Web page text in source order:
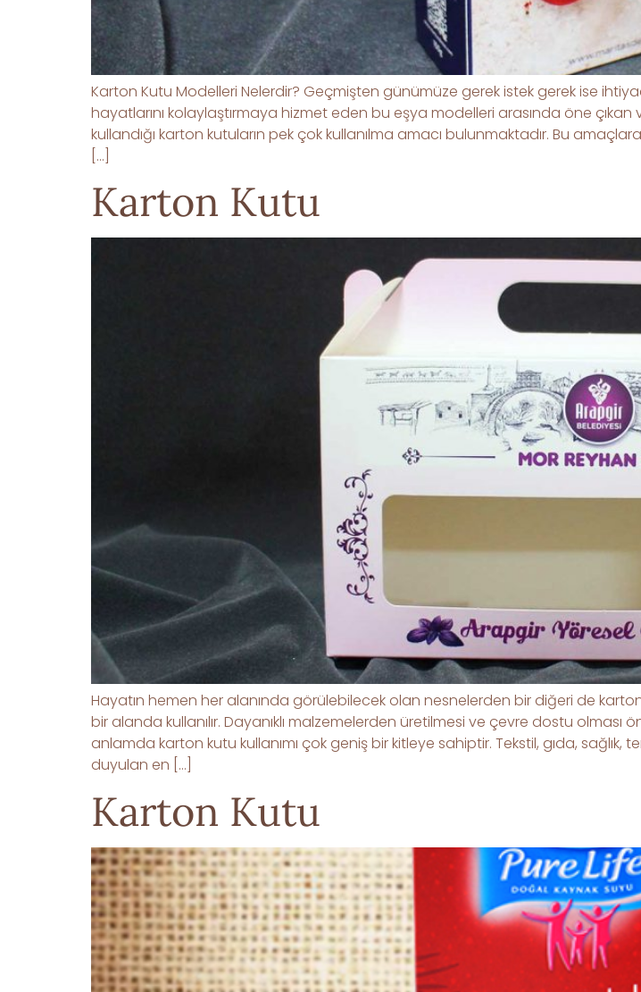
Karton Kutu Modelleri Nelerdir? Geçmişten günümüze gerek istek gerek ise
hayatlarını kolaylaştırmaya hizmet eden bu eşya modelleri arasında öne
kullandığı karton kutuların pek çok kullanılma amacı bulunmaktadır. Bu
[…]
Karton Kutu
Hayatın hemen her alanında görülebilecek olan nesnelerden bir diğeri de
bir alanda kullanılır. Dayanıklı malzemelerden üretilmesi ve çevre dostu olması
anlamda karton kutu kullanımı çok geniş bir kitleye sahiptir. Tekstil, gıda, sağlık,
duyulan en […]
Karton Kutu